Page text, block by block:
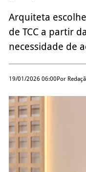
Arquiteta
de TCC a partir
necessidade de
19/01/2026 06:00Por